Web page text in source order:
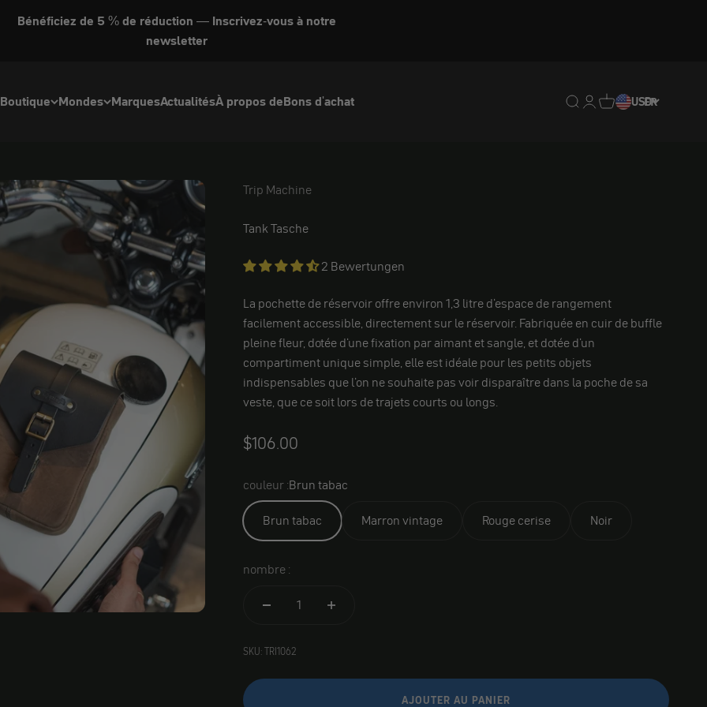
Bénéficiez de 5 % de réduction — Inscrivez-vous à notre
newsletter
Boutique Mondes MarquesActualitésÀ propos deBons d'achat Translation missing :
Translation missing :
Traduction
USDFR
Trip Machine
Trip Machine
Tank Tasche
2 Bewertungen
La pochette de réservoir offre environ 1,3 litre d'espace de rangement
facilement accessible, directement sur le réservoir. Fabriquée en cuir de buffle
pleine fleur, dotée d'une fixation par aimant et sangle, et dotée d'un
compartiment unique simple, elle est idéale pour les petits objets
indispensables que l'on ne souhaite pas voir disparaître dans la poche de sa
veste, que ce soit lors de trajets courts ou longs.
Angebot
$106.00
couleur :Brun tabac
Brun tabac Marron vintage Rouge cerise Noir
nombre :
SKU: TRI1062
AJOUTER AU PANIER